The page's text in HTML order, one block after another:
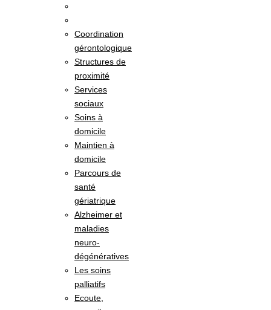
Coordination
gérontologique
Structures de
proximité
Services
sociaux
Soins à
domicile
Maintien à
domicile
Parcours de
santé
gériatrique
Alzheimer et
maladies
neuro-
dégénératives
Les soins
palliatifs
Ecoute,